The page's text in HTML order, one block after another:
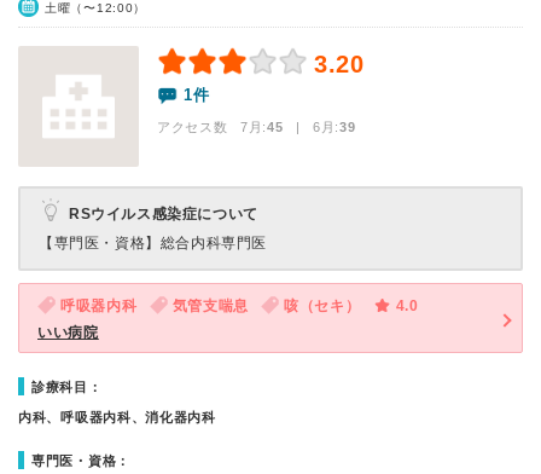
土曜（〜12:00）
3.20
1件
アクセス数 7月:45 | 6月:39
RSウイルス感染症について
【専門医・資格】 総合内科専門医
呼吸器内科 気管支喘息 咳（セキ）
4.0
いい病院
診療科目：
内科、呼吸器内科、消化器内科
専門医・資格：